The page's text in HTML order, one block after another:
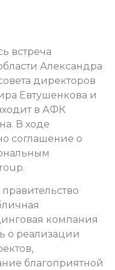
встреча
Александра
директоров
Евтушенкова и
в АФК
В ходе
соглашение о
компания
о реализации
благоприятной